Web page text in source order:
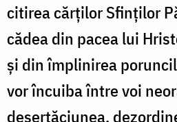
citirea cărţilor Sfinţilor
cădea din pacea lui
şi din împlinirea
vor încuiba între voi
deşertăciunea,